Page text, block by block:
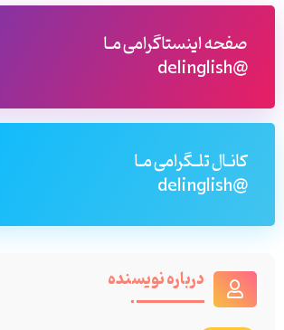
صفحه اینستاگرامی مـا
@delinglish
کانـال تلـگرامی مـا
@delinglish
درباره نویسنده